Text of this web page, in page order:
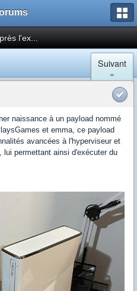
l'ex...
Suivant
»
naissance à un payload nommé
et emma, ce payload
avancées à l'hyperviseur et
permettant ainsi d'exécuter du